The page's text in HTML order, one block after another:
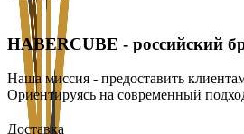
HABERCUBE - российский
Наша миссия - предоставить
Ориентируясь на современный
Доставка